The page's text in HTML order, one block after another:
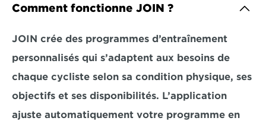
Comment fonctionne JOIN ?
JOIN crée des programmes d’entraînement
personnalisés qui s’adaptent aux besoins de
chaque cycliste selon sa condition physique, ses
objectifs et ses disponibilités. L’application
ajuste automatiquement votre programme en